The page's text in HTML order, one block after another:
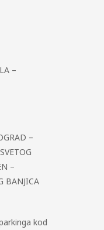
–
–
–
BANJICA
kod